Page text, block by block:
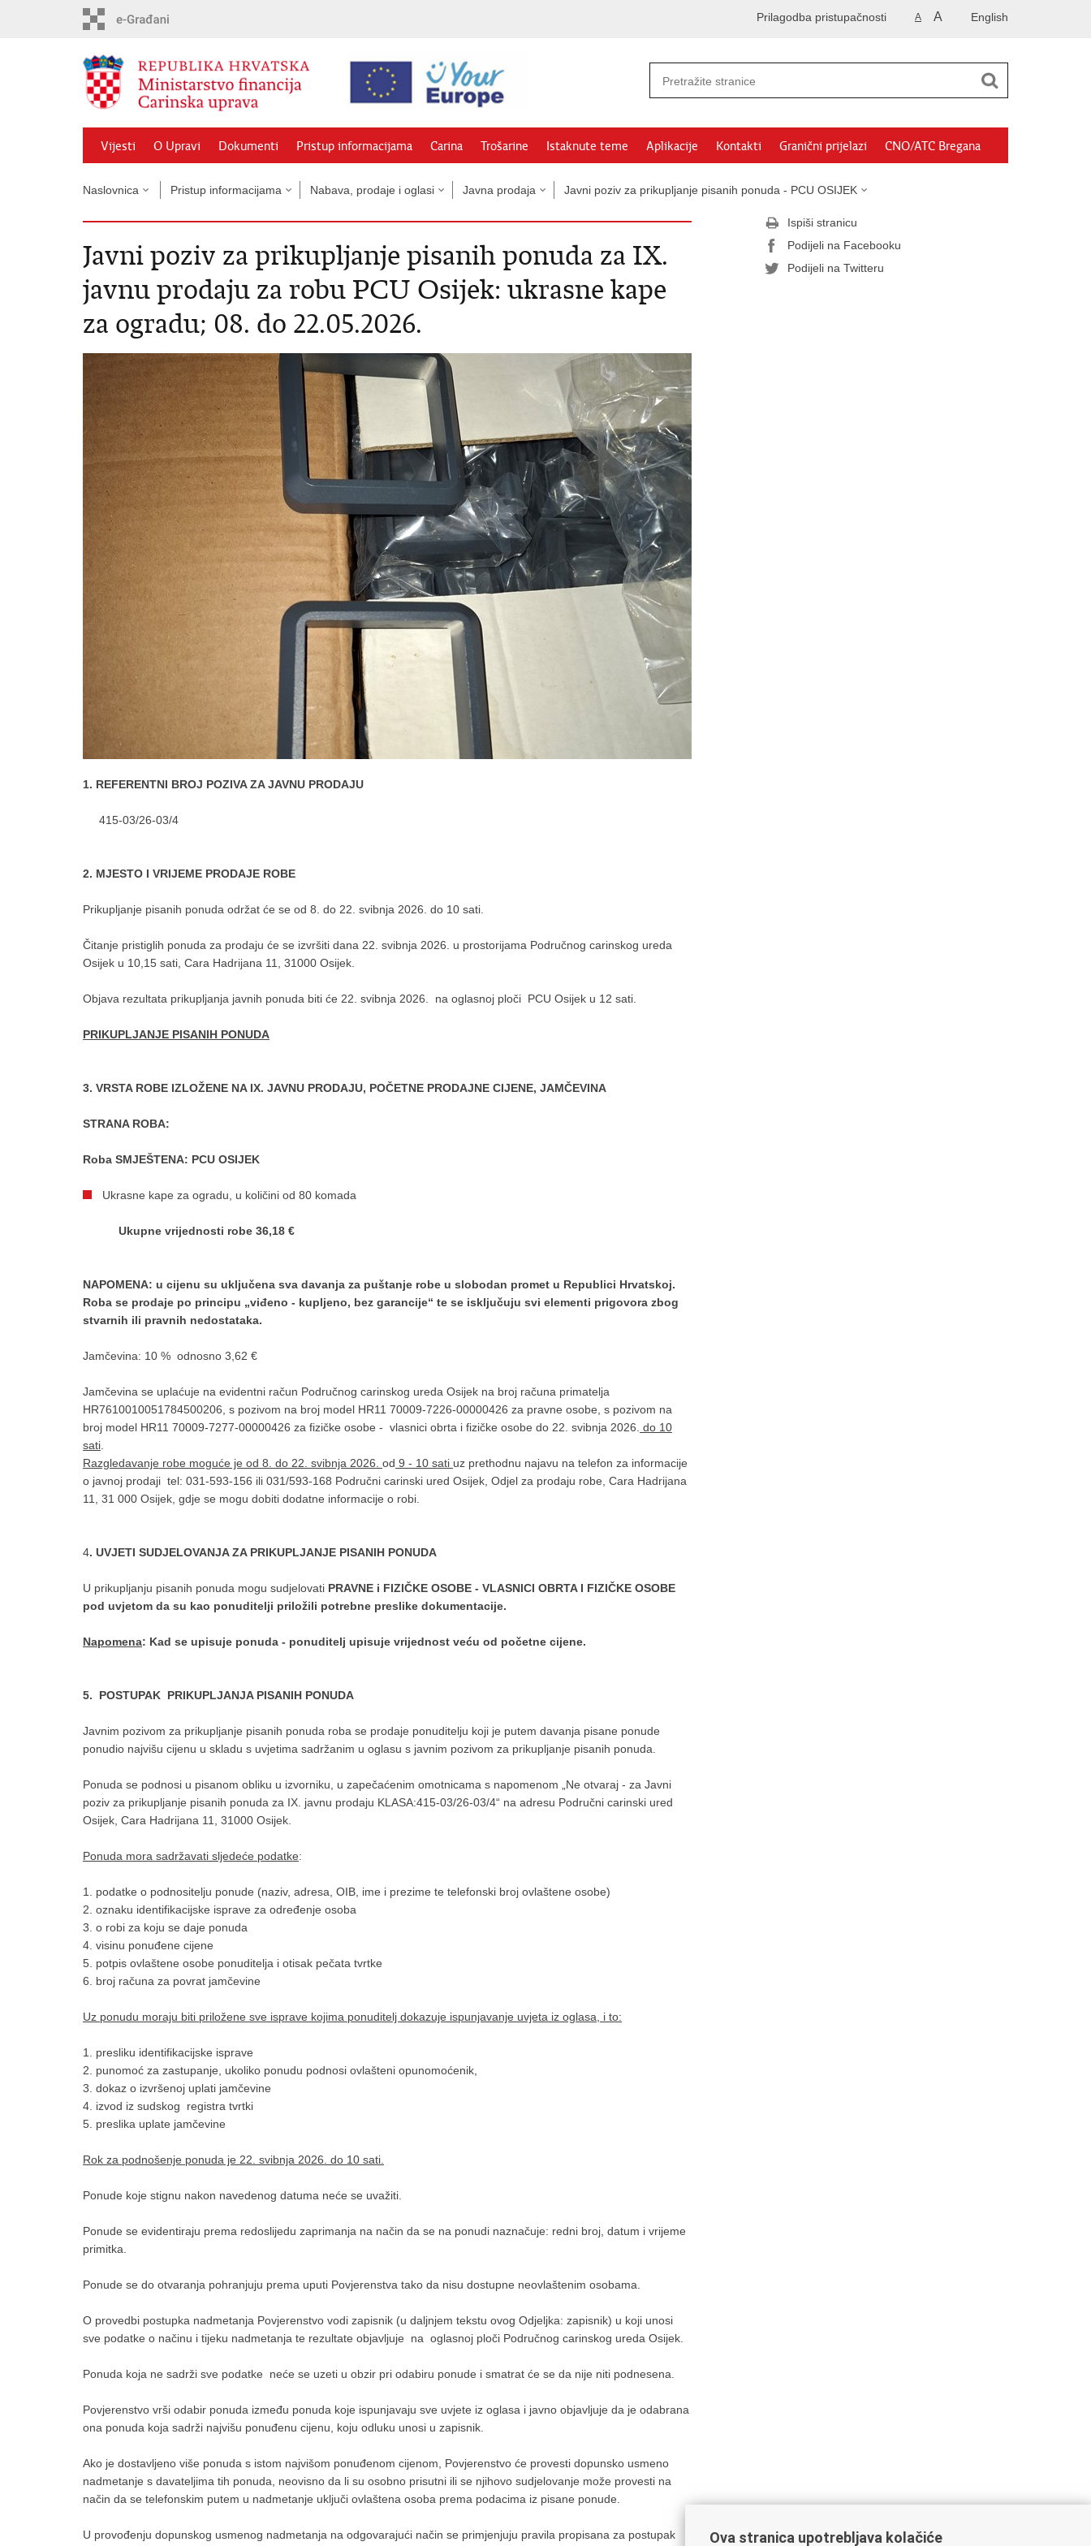
English
A A
Prilagodba pristupačnosti
Vijesti O Upravi Dokumenti Pristup informacijama Carina Trošarine Istaknute teme Aplikacije Kontakti Granični prijelazi CNO/ATC Bregana
Naslovnica Pristup informacijama Nabava, prodaje i oglasi Javna prodaja Javni poziv za prikupljanje pisanih ponuda - PCU OSIJEK
Javni poziv za prikupljanje pisanih ponuda za IX.
javnu prodaju za robu PCU Osijek: ukrasne kape
za ogradu; 08. do 22.05.2026.
1. REFERENTNI BROJ POZIVA ZA JAVNU PRODAJU
415-03/26-03/4
2. MJESTO I VRIJEME PRODAJE ROBE
Prikupljanje pisanih ponuda održat će se od 8. do 22. svibnja 2026. do 10 sati.
Čitanje pristiglih ponuda za prodaju će se izvršiti dana 22. svibnja 2026. u prostorijama Područnog carinskog ureda
Osijek u 10,15 sati, Cara Hadrijana 11, 31000 Osijek.
Objava rezultata prikupljanja javnih ponuda biti će 22. svibnja 2026. na oglasnoj ploči PCU Osijek u 12 sati.
PRIKUPLJANJE PISANIH PONUDA
3. VRSTA ROBE IZLOŽENE NA IX. JAVNU PRODAJU, POČETNE PRODAJNE CIJENE, JAMČEVINA
STRANA ROBA:
Roba SMJEŠTENA: PCU OSIJEK
Ukrasne kape za ogradu, u količini od 80 komada
Ukupne vrijednosti robe 36,18 €
NAPOMENA: u cijenu su uključena sva davanja za puštanje robe u slobodan promet u Republici Hrvatskoj.
Roba se prodaje po principu „viđeno - kupljeno, bez garancije“ te se isključuju svi elementi prigovora zbog
stvarnih ili pravnih nedostataka.
Jamčevina: 10 % odnosno 3,62 €
Jamčevina se uplaćuje na evidentni račun Područnog carinskog ureda Osijek na broj računa primatelja
HR7610010051784500206, s pozivom na broj model HR11 70009-7226-00000426 za pravne osobe, s pozivom na
broj model HR11 70009-7277-00000426 za fizičke osobe - vlasnici obrta i fizičke osobe do 22. svibnja 2026. do 10
sati
Razgledavanje robe moguće je od 8. do 22. svibnja 2026. od 9 - 10 sati uz prethodnu najavu na telefon za informacije
o javnoj prodaji tel: 031-593-156 ili 031/593-168 Područni carinski ured Osijek, Odjel za prodaju robe, Cara Hadrijana
11, 31 000 Osijek, gdje se mogu dobiti dodatne informacije o robi.
4. UVJETI SUDJELOVANJA ZA PRIKUPLJANJE PISANIH PONUDA
U prikupljanju pisanih ponuda mogu sudjelovati PRAVNE i FIZIČKE OSOBE - VLASNICI OBRTA I FIZIČKE OSOBE
pod uvjetom da su kao ponuditelji priložili potrebne preslike dokumentacije.
Napomena: Kad se upisuje ponuda - ponuditelj upisuje vrijednost veću od početne cijene.
5. POSTUPAK PRIKUPLJANJA PISANIH PONUDA
Javnim pozivom za prikupljanje pisanih ponuda roba se prodaje ponuditelju koji je putem davanja pisane ponude
ponudio najvišu cijenu u skladu s uvjetima sadržanim u oglasu s javnim pozivom za prikupljanje pisanih ponuda.
Ponuda se podnosi u pisanom obliku u izvorniku, u zapečaćenim omotnicama s napomenom „Ne otvaraj - za Javni
poziv za prikupljanje pisanih ponuda za IX. javnu prodaju KLASA:415-03/26-03/4“ na adresu Područni carinski ured
Osijek, Cara Hadrijana 11, 31000 Osijek.
Ponuda mora sadržavati sljedeće podatke:
1. podatke o podnositelju ponude (naziv, adresa, OIB, ime i prezime te telefonski broj ovlaštene osobe)
2. oznaku identifikacijske isprave za određenje osoba
3. o robi za koju se daje ponuda
4. visinu ponuđene cijene
5. potpis ovlaštene osobe ponuditelja i otisak pečata tvrtke
6. broj računa za povrat jamčevine
Uz ponudu moraju biti priložene sve isprave kojima ponuditelj dokazuje ispunjavanje uvjeta iz oglasa, i to:
1. presliku identifikacijske isprave
2. punomoć za zastupanje, ukoliko ponudu podnosi ovlašteni opunomoćenik,
3. dokaz o izvršenoj uplati jamčevine
4. izvod iz sudskog registra tvrtki
5. preslika uplate jamčevine
Rok za podnošenje ponuda je 22. svibnja 2026. do 10 sati.
Ponude koje stignu nakon navedenog datuma neće se uvažiti.
Ponude se evidentiraju prema redoslijedu zaprimanja na način da se na ponudi naznačuje: redni broj, datum i vrijeme
primitka.
Ponude se do otvaranja pohranjuju prema uputi Povjerenstva tako da nisu dostupne neovlaštenim osobama.
O provedbi postupka nadmetanja Povjerenstvo vodi zapisnik (u daljnjem tekstu ovog Odjeljka: zapisnik) u koji unosi
sve podatke o načinu i tijeku nadmetanja te rezultate objavljuje na oglasnoj ploči Područnog carinskog ureda Osijek.
Ponuda koja ne sadrži sve podatke neće se uzeti u obzir pri odabiru ponude i smatrat će se da nije niti podnesena.
Povjerenstvo vrši odabir ponuda između ponuda koje ispunjavaju sve uvjete iz oglasa i javno objavljuje da je odabrana
ona ponuda koja sadrži najvišu ponuđenu cijenu, koju odluku unosi u zapisnik.
Ako je dostavljeno više ponuda s istom najvišom ponuđenom cijenom, Povjerenstvo će provesti dopunsko usmeno
nadmetanje s davateljima tih ponuda, neovisno da li su osobno prisutni ili se njihovo sudjelovanje može provesti na
način da se telefonskim putem u nadmetanje uključi ovlaštena osoba prema podacima iz pisane ponude.
U provođenju dopunskog usmenog nadmetanja na odgovarajući način se primjenjuju pravila propisana za postupak
Ispiši stranicu
Podijeli na Facebooku
Podijeli na Twitteru
Ova stranica upotrebljava kolačiće